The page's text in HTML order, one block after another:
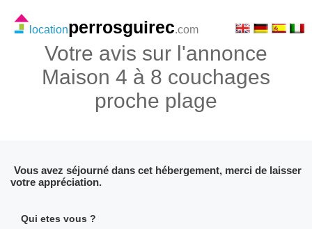
Votre avis sur l'annonce
Maison 4 à 8 couchages
proche plage
locationperrosguirec.com
Vous avez séjourné dans cet hébergement, merci de laisser
votre appréciation.
Qui etes vous ?